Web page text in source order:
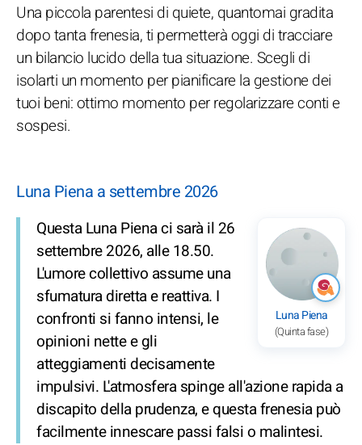
Una piccola parentesi di quiete, quantomai gradita
dopo tanta frenesia, ti permetterà oggi di tracciare
un bilancio lucido della tua situazione. Scegli di
isolarti un momento per pianificare la gestione dei
tuoi beni: ottimo momento per regolarizzare conti e
sospesi.
Luna Piena a settembre 2026
Luna Piena
(Quinta fase)
Questa Luna Piena ci sarà il 26
settembre 2026, alle 18.50.
L'umore collettivo assume una
sfumatura diretta e reattiva. I
confronti si fanno intensi, le
opinioni nette e gli
atteggiamenti decisamente
impulsivi. L'atmosfera spinge all'azione rapida a
discapito della prudenza, e questa frenesia può
facilmente innescare passi falsi o malintesi.